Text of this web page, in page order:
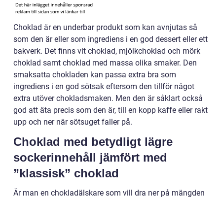
Choklad är en underbar produkt som kan avnjutas så
som den är eller som ingrediens i en god dessert eller ett
bakverk. Det finns vit choklad, mjölkchoklad och mörk
choklad samt choklad med massa olika smaker. Den
smaksatta chokladen kan passa extra bra som
ingrediens i en god sötsak eftersom den tillför något
extra utöver chokladsmaken. Men den är såklart också
god att äta precis som den är, till en kopp kaffe eller rakt
upp och ner när sötsuget faller på.
Choklad med betydligt lägre
sockerinnehåll jämfört med
”klassisk” choklad
Är man en chokladälskare som vill dra ner på mängden